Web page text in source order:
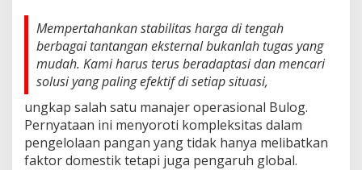
Mempertahankan stabilitas harga di tengah
berbagai tantangan eksternal bukanlah tugas yang
mudah. Kami harus terus beradaptasi dan mencari
solusi yang paling efektif di setiap situasi,
ungkap salah satu manajer operasional Bulog.
Pernyataan ini menyoroti kompleksitas dalam
pengelolaan pangan yang tidak hanya melibatkan
faktor domestik tetapi juga pengaruh global.